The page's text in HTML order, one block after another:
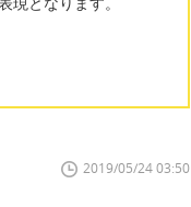
2019/05/24 03:50